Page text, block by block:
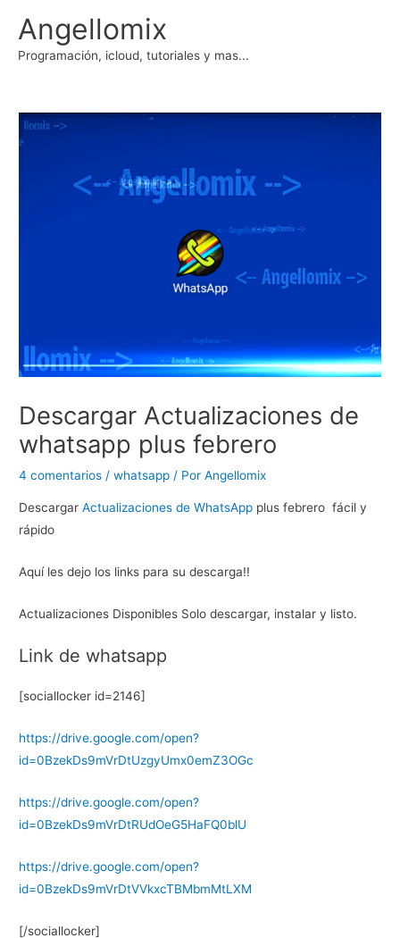
contenido
Angellomix
Programación, icloud, tutoriales y mas...
Descargar Actualizaciones de
whatsapp plus febrero
4 comentarios /whatsapp / PorAngellomix
Descargar Actualizaciones de WhatsApp plus febrero fácil y
rápido
Aquí les dejo los links para su descarga!!
Actualizaciones Disponibles Solo descargar, instalar y listo.
Link de whatsapp
[sociallocker id=2146]
https://drive.google.com/open?
id=0BzekDs9mVrDtUzgyUmx0emZ3OGc
https://drive.google.com/open?
id=0BzekDs9mVrDtRUdOeG5HaFQ0blU
https://drive.google.com/open?
id=0BzekDs9mVrDtVVkxcTBMbmMtLXM
[/sociallocker]